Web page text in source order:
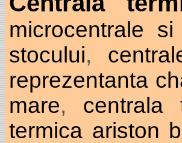
microcentrale
stocului,
reprezentanta
mare, centrala
termica ariston